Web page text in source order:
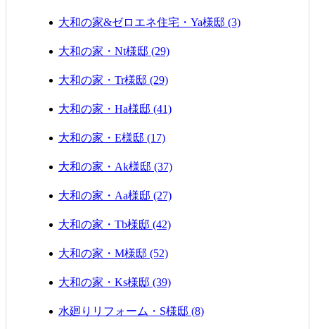
大和の家&ゼロエネ住宅・Ya様邸 (3)
大和の家・Nt様邸 (29)
大和の家・Tr様邸 (29)
大和の家・Ha様邸 (41)
大和の家・E様邸 (17)
大和の家・Ak様邸 (37)
大和の家・Aa様邸 (27)
大和の家・Tb様邸 (42)
大和の家・M様邸 (52)
大和の家・Ks様邸 (39)
水廻りリフォーム・S様邸 (8)